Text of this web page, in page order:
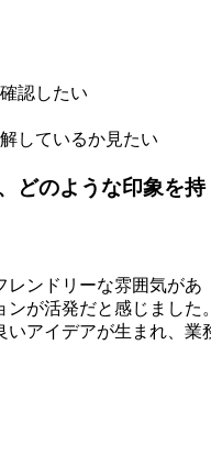
認したい
しているか見たい
どのような印象を持
レンドリーな雰囲気があ
ンが活発だと感じました
いアイデアが生まれ、業